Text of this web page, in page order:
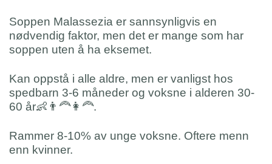
Soppen Malassezia er sannsynligvis en
nødvendig faktor, men det er mange som har
soppen uten å ha eksemet.
Kan oppstå i alle aldre, men er vanligst hos
spedbarn 3-6 måneder og voksne i alderen 30-
60 år👶👨‍🦰👩‍🦰.
Rammer 8-10% av unge voksne. Oftere menn
enn kvinner.